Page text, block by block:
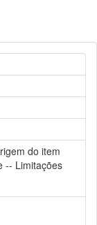
do item
-- Limitações